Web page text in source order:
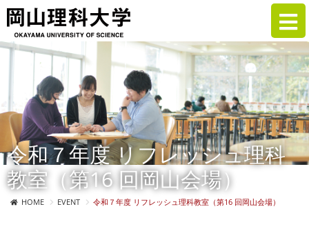
令和７年度 リフレッシュ理科
教室（第16 回岡山会場）
HOME EVENT 令和７年度 リフレッシュ理科教室（第16 回岡山会場）